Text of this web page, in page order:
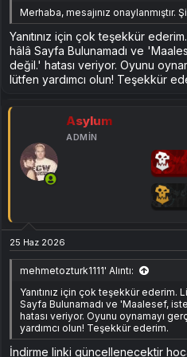
Kolay Mod:13 yan görev
takip etmek isteyenler için
Normal Mod:13 yan görev
zorlayıcıdır.
Zor Mod:Daha az ipucu
gözükmez ve etkileşimli
Zor mod, sadece
oyun deneyimini ciddi anlamda
Kurulum ve RPCS3
hem orijinal PS3
emülatörü üzerinden
dosyalarının bulunduğu
olacaktır.
Konsolda kurulum yapmak
aşağıda sıralıyorum:
SH DOWNPOUR PS3
klasörüiçindeki 62 dosyayı:
BLUS30565 veya
SH DOWNPOUR /
Merhaba, mesajınız onaylanmıştır.
Yanıtınız için çok teşekkür
hâlâ Sayfa Bulunamadı ve
değil.' hatası veriyor. Oyunu
lütfen yardımcı olun! Teşekkür
Asylum
ADMIN
25 Haz 2026
mehmetozturk1111' Alıntı:
Yanıtınız için çok teşekkür ederim.
Sayfa Bulunamadı ve 'Maalesef,
hatası veriyor. Oyunu oynamayı
yardımcı olun! Teşekkür ederim.
İndirme linki güncellenecektir